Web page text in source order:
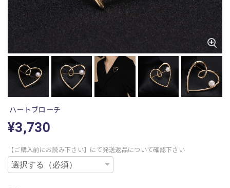
ハートブローチ
¥3,730
【ご購入前にお読み下さい】にて発送返品について確認下さい